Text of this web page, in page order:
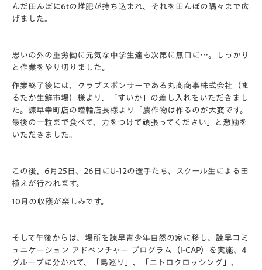
んだ田んぼに6tの堆肥が持ち込まれ、それを田んぼの隅々まで広
げました。
思いの外の重労働に元気な中学生達も次第に無口に…。しっかり
と作業をやり切りました。
作業終了後には、クラブスポンサーである丸髙商事株式会社（ま
るたか生鮮市場）様より、「すいか」の差し入れをいただきまし
た。諫早幸町店の増輪店長様より「農作物は作るのが大変です。
最後の一粒まで食べて、力をつけて頑張ってください」と激励を
いただきました。
この後、6月25日、26日にU-12の選手たち、スクール生による田
植えが行われます。
10月の収穫が楽しみです。
そして午後からは、場所を諫早青少年自然の家に移し、諫早コミ
ュニケーション アドベンチャー プログラム（I-CAP）を実施、4
グループに分かれて、「島巡り」、「ニトロクロッシング」、